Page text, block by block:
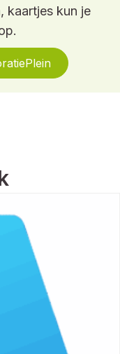
kaartjes kun je